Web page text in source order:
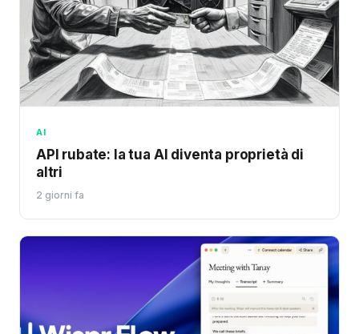
AI
API rubate: la tua AI diventa proprietà di
altri
2 giorni fa